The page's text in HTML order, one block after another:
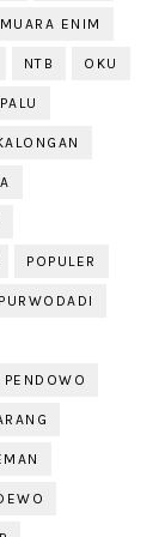
MUARA ENIM
NTB OKU
PALU
POPULER